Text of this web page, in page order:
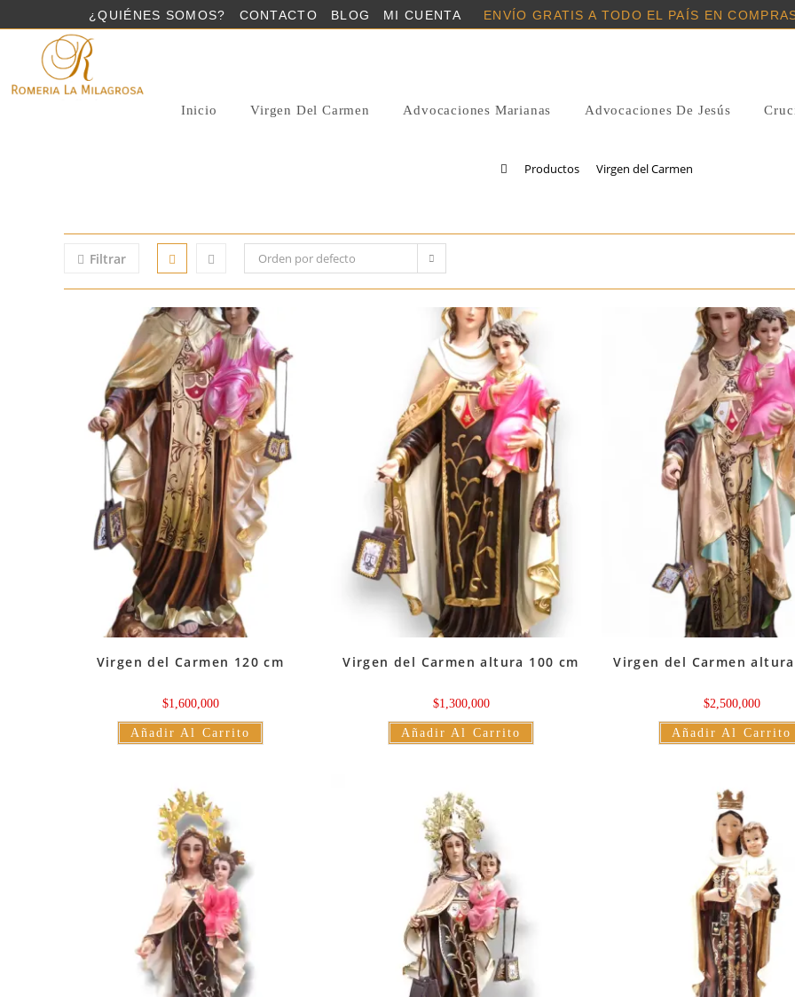
al
contenido
¿QUIÉNES SOMOS? CONTACTO BLOG MI CUENTA ENVÍO GRATIS A TODO EL PAÍS EN
Inicio Virgen Del Carmen Advocaciones Marianas Advocaciones De Jesús
Productos Virgen del Carmen
Filtrar Orden por defecto
Virgen del Carmen 120 cm
$1,600,000
Añadir Al Carrito
Virgen del Carmen altura 100 cm
$1,300,000
Añadir Al Carrito
Virgen del Carmen
$2,500,000
Añadir Al Carrito